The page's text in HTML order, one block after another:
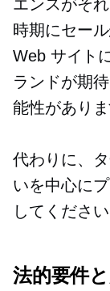
エンスがそ
時期にセー
Web サイト
ランドが期
能性がありま
代わりに、
いを中心に
してください
法的要件